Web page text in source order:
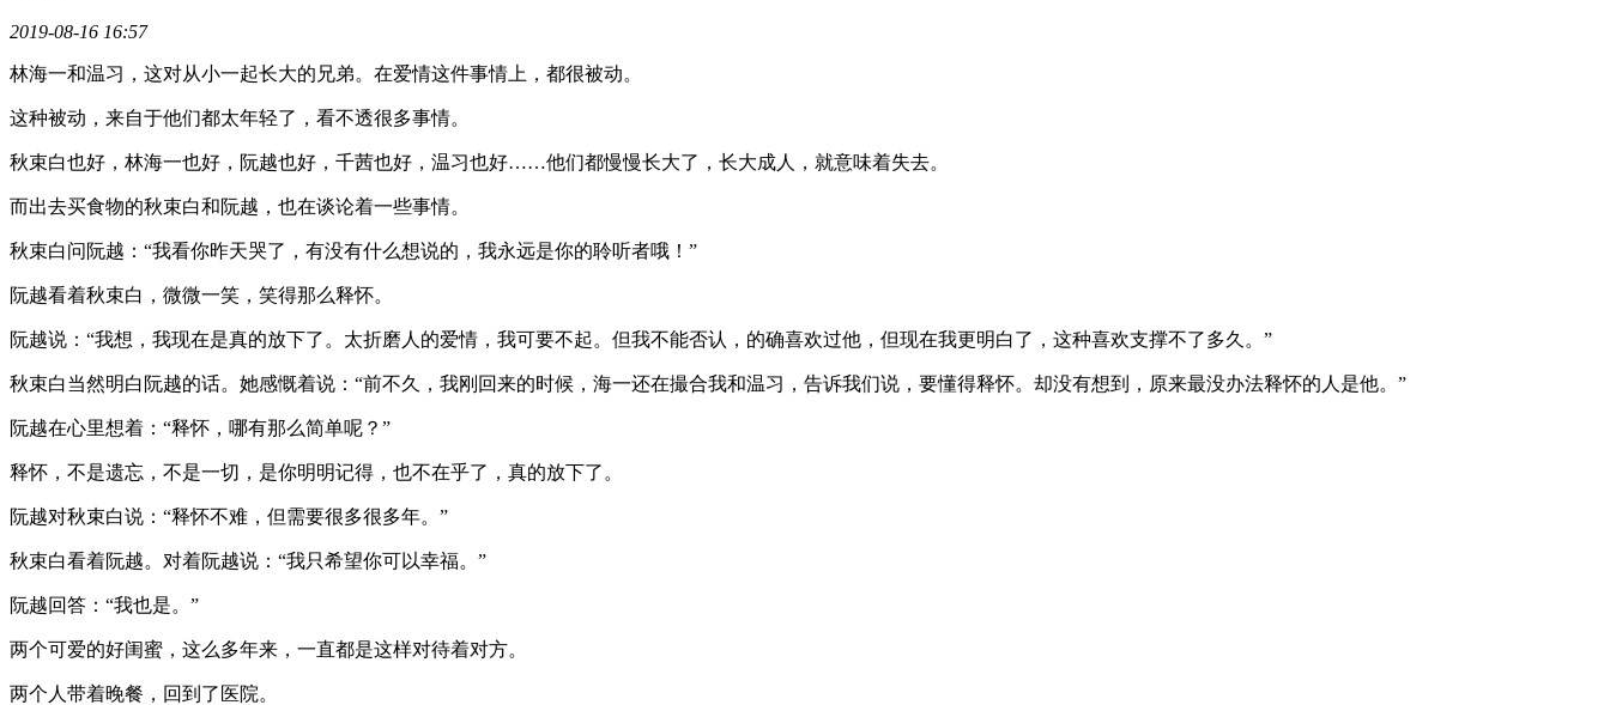
2019-08-16 16:57
林海一和温习，这对从小一起长大的兄弟。在爱情这件事情上，都很被动。
这种被动，来自于他们都太年轻了，看不透很多事情。
秋束白也好，林海一也好，阮越也好，千茜也好，温习也好……他们都慢慢长大了，长大成人，就意味着失去。
而出去买食物的秋束白和阮越，也在谈论着一些事情。
秋束白问阮越：“我看你昨天哭了，有没有什么想说的，我永远是你的聆听者哦！”
阮越看着秋束白，微微一笑，笑得那么释怀。
阮越说：“我想，我现在是真的放下了。太折磨人的爱情，我可要不起。但我不能否认，的确喜欢过他，但现在我更明白了，这种喜欢支撑不了多久。”
秋束白当然明白阮越的话。她感慨着说：“前不久，我刚回来的时候，海一还在撮合我和温习，告诉我们说，要懂得释怀。却没有想到，原来最没办法释怀的人是他。”
阮越在心里想着：“释怀，哪有那么简单呢？”
释怀，不是遗忘，不是一切，是你明明记得，也不在乎了，真的放下了。
阮越对秋束白说：“释怀不难，但需要很多很多年。”
秋束白看着阮越。对着阮越说：“我只希望你可以幸福。”
阮越回答：“我也是。”
两个可爱的好闺蜜，这么多年来，一直都是这样对待着对方。
两个人带着晚餐，回到了医院。